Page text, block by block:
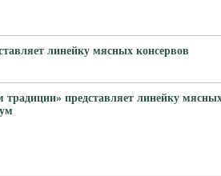
линейку мясных консервов
представляет линейку